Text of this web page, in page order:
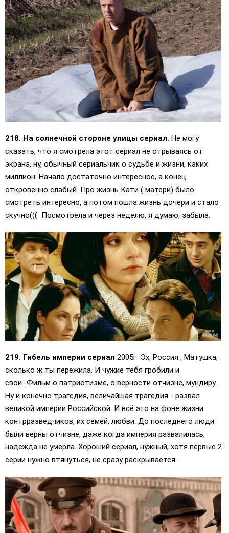
218. На солнечной стороне улицы сериал. Не могу
сказать, что я смотрела этот сериал не отрываясь от
экрана, ну, обычный сериальчик о судьбе и жизни, каких
миллион. Начало достаточно интересное, а конец
откровенно слабый. Про жизнь Кати ( матери) было
смотреть интересно, а потом пошла жизнь дочери и стало
скучно((( Посмотрела и через неделю, я думаю, забыла.
219. Гибель империи сериал 2005г Эх, Россия , Матушка,
сколько ж ты пережила. И чужие тебя гробили и
свои...Фильм о патриотизме, о верности отчизне, мундиру...
Ну и конечно трагедия, величайшая трагедия - развал
великой империи Российской. И всё это на фоне жизни
контрразведчиков, их семей, любви. До последнего люди
были верны отчизне, даже когда империя развалилась,
надежда не умерла. Хороший сериал, нужный, хотя первые 2
серии нужно втянуться, не сразу раскрывается.